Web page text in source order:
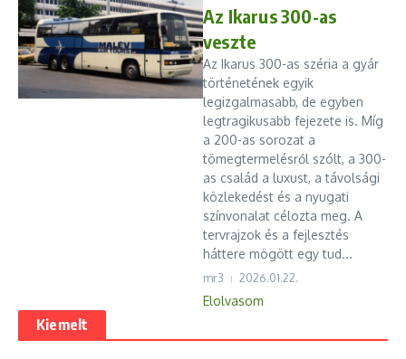
Az Ikarus 300-as
veszte
Az Ikarus 300-as széria a gyár
történetének egyik
legizgalmasabb, de egyben
legtragikusabb fejezete is. Míg
a 200-as sorozat a
tömegtermelésről szólt, a 300-
as család a luxust, a távolsági
közlekedést és a nyugati
színvonalat célozta meg. A
tervrajzok és a fejlesztés
háttere mögött egy tud...
mr3 2026.01.22.
Elolvasom
Kiemelt